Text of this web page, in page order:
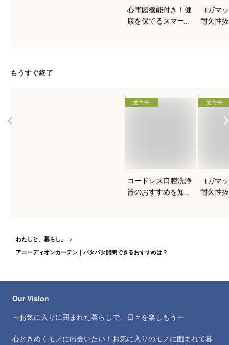
心電図機能付き！健
康を保てるスマート
ヨガマ
耐久性
もうすぐ終了
受付中
コードレス口腔洗浄
器のおすすめを知り
受付中
ヨガマ
耐久性
わたしと、暮らし。
アコーディオンカーテン｜パタパタ開閉できるおすすめは？
Our Vision
ーお気に入りに囲まれた暮らしで、日々を楽しもうー
心ときめくモノに出会いたい！お気に入りのモノに囲まれて暮